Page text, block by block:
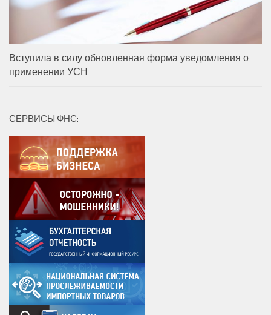
Вступила в силу обновленная форма уведомления о
применении УСН
СЕРВИСЫ ФНС: